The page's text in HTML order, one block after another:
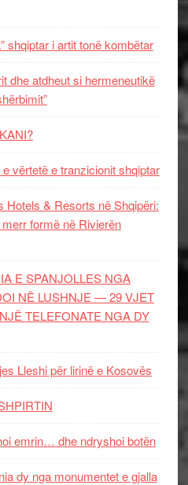
shqiptar i artit tonë kombëtar
dhe atdheut si hermeneutikë
vërtetë e tranzicionit shqiptar
& Resorts në Shqipëri:
formë në Rivierën
E SPANJOLLES NGA
NË LUSHNJE — 29 VJET
TELEFONATE NGA DY
Lleshi për lirinë e Kosovës
emrin… dhe ndryshoi botën
dy nga monumentet e gjalla